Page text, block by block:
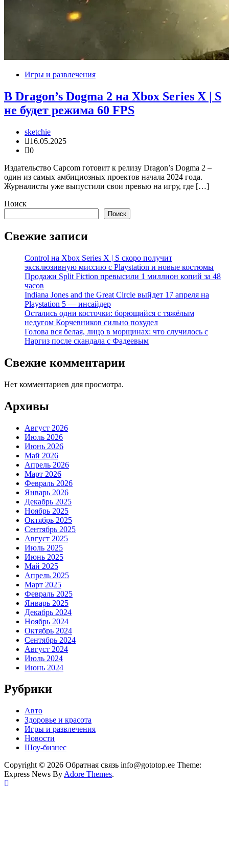
Игры и развлечения
В Dragon’s Dogma 2 на Xbox Series X | S
не будет режима 60 FPS
sketchie
16.05.2025
0
Издательство Capcom готовит к релизу Dragon’s Dogma 2 –
один из самых амбициозных проектов начала 2024 года.
Журналисты уже выпустили свои превью на игру, где […]
Поиск
Поиск
Свежие записи
Control на Xbox Series X | S скоро получит
эксклюзивную миссию с Playstation и новые костюмы
Продажи Split Fiction превысили 1 миллион копий за 48
часов
Indiana Jones and the Great Circle выйдет 17 апреля на
Playstation 5 — инсайдер
Остались одни косточки: борющийся с тяжёлым
недугом Корчевников сильно похудел
Голова вся белая, лицо в морщинах: что случилось с
Наргиз после скандала с Фадеевым
Свежие комментарии
Нет комментариев для просмотра.
Архивы
Август 2026
Июль 2026
Июнь 2026
Май 2026
Апрель 2026
Март 2026
Февраль 2026
Январь 2026
Декабрь 2025
Ноябрь 2025
Октябрь 2025
Сентябрь 2025
Август 2025
Июль 2025
Июнь 2025
Май 2025
Апрель 2025
Март 2025
Февраль 2025
Январь 2025
Декабрь 2024
Ноябрь 2024
Октябрь 2024
Сентябрь 2024
Август 2024
Июль 2024
Июнь 2024
Рубрики
Авто
Здоровье и красота
Игры и развлечения
Новости
Шоу-бизнес
Copyright © 2026 Обратная связь info@gototop.ee Theme:
Express News By Adore Themes.